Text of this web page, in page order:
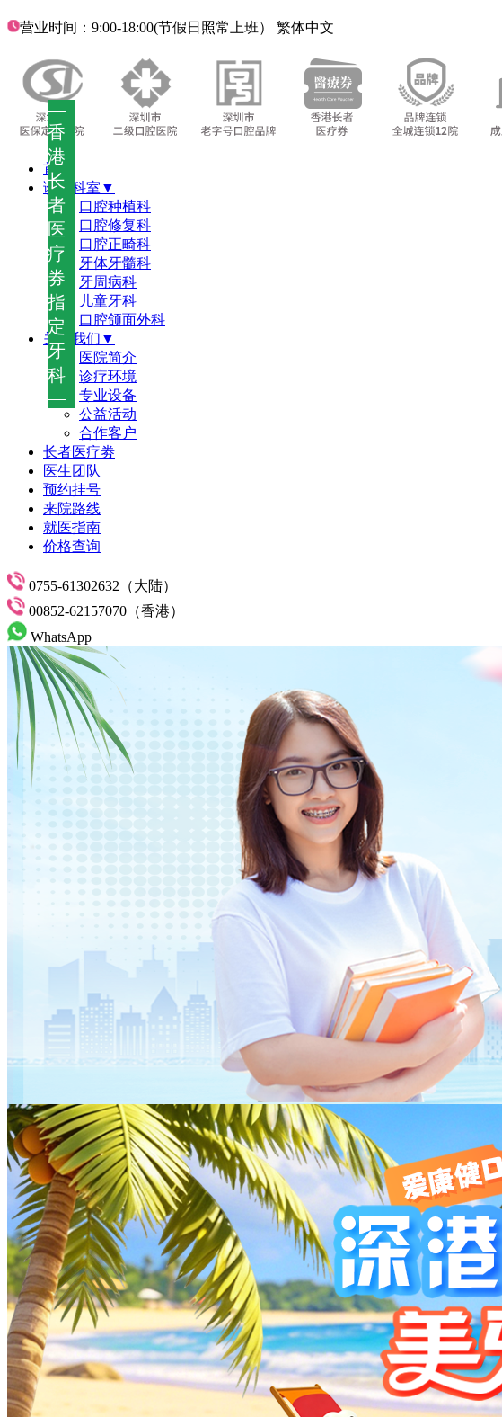
—
香
港
长
者
医
疗
券
指
定
牙
科
—
营业时间：9:00-18:00(节假日照常上班） 繁体中文
首页
诊疗科室▼
口腔种植科
口腔修复科
口腔正畸科
牙体牙髓科
牙周病科
儿童牙科
口腔颌面外科
关于我们▼
医院简介
诊疗环境
专业设备
公益活动
合作客户
长者医疗劵
医生团队
预约挂号
来院路线
就医指南
价格查询
0755-61302632（大陆）
00852-62157070（香港）
WhatsApp